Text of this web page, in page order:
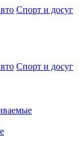
Спорт и досуг
Спорт и досуг